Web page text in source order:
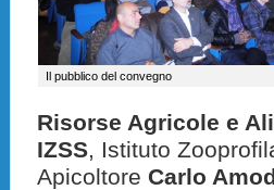
Il pubblico del convegno
Risorse Agricole e
IZSS, Istituto
Apicoltore Carlo